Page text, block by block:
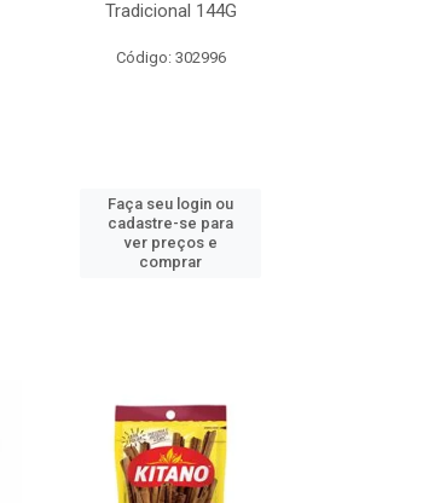
Tradicional 144G
Código: 302996
Faça seu login ou
cadastre-se para
ver preços e
comprar